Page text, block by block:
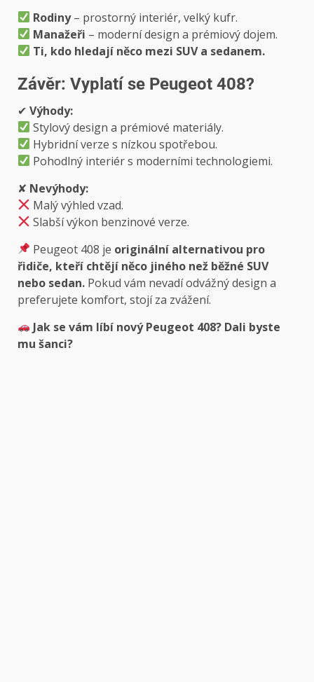
Rodiny– prostorný interiér, velký kufr.
Manažeři – moderní design a prémiový dojem.
Ti, kdo hledají něco mezi SUV a sedanem.
Závěr: Vyplatí se Peugeot 408?
✔ Výhody:
Stylový design a prémiové materiály.
Hybridní verze s nízkou spotřebou.
Pohodlný interiér s moderními technologiemi.
✘ Nevýhody:
Malý výhled vzad.
Slabší výkon benzinové verze.
Peugeot 408 je originální alternativou pro
řidiče, kteří chtějí něco jiného než běžné SUV
nebo sedan. Pokud vám nevadí odvážný design a
preferujete komfort, stojí za zvážení.
Jak se vám líbí nový Peugeot 408? Dali byste
mu šanci?